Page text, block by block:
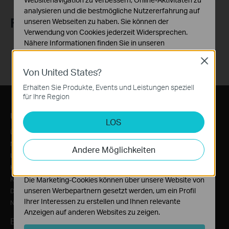
Folge uns
Über TP-Link
Über uns
Nachhaltigkeit
Unternehmensprofil
Karriere
Kontakt
Datenschutzhinweise
Nutzungsbedingungen
News/Presse
Sicherheitshinweis
Bezugsquellen
Von United States?
Erhalten Sie Produkte, Events und Leistungen speziell
für Ihre Region
LOS
Andere Möglichkeiten
Close
analysieren und die bestmögliche Nutzererfahrung auf
unseren Webseiten zu haben. Sie können der
Verwendung von Cookies jederzeit Widersprechen.
Nähere Informationen finden Sie in unseren
Datenschutzhinweisen.
Notwendige Cookies
erforderlich und können in Ihren Systemen nicht
Analyse- und Marketing-Cookies
Analyse-Cookies ermöglichen es uns, Ihre Aktivitäten
auf unserer Website zu analysieren, um die
Funktionsweise unserer Website zu verbessern und
Die Marketing-Cookies können über unsere Website von
unseren Werbepartnern gesetzt werden, um ein Profil
Ihrer Interessen zu erstellen und Ihnen relevante
Anzeigen auf anderen Websites zu zeigen.